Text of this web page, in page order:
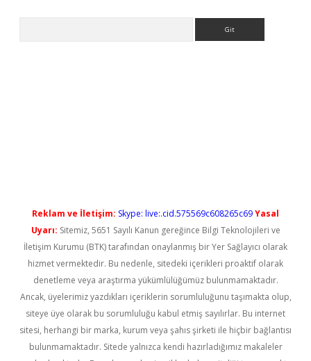
Reklam ve İletişim: Skype: live:.cid.575569c608265c69Yasal
Uyarı: Sitemiz, 5651 Sayılı Kanun gereğince Bilgi Teknolojileri ve
İletişim Kurumu (BTK) tarafından onaylanmış bir Yer Sağlayıcı olarak
hizmet vermektedir. Bu nedenle, sitedeki içerikleri proaktif olarak
denetleme veya araştırma yükümlülüğümüz bulunmamaktadır.
Ancak, üyelerimiz yazdıkları içeriklerin sorumluluğunu taşımakta olup,
siteye üye olarak bu sorumluluğu kabul etmiş sayılırlar. Bu internet
sitesi, herhangi bir marka, kurum veya şahıs şirketi ile hiçbir bağlantısı
bulunmamaktadır. Sitede yalnızca kendi hazırladığımız makaleler